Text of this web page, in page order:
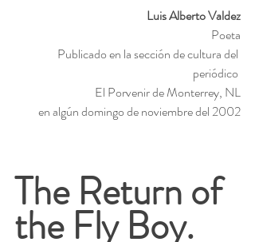
Luis Alberto Valdez
Poeta
Publicado en la sección de cultura del
periódico
El Porvenir de Monterrey, NL
en algún domingo de noviembre del 2002
The Return of
the Fly Boy.